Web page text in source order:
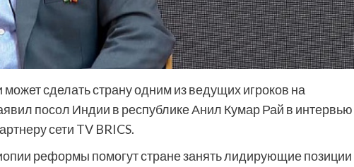
сделать страну одним из ведущих игроков на
посол Индии в республике Анил Кумар Рай в интервью
сети TV BRICS.
реформы помогут стране занять лидирующие позиции